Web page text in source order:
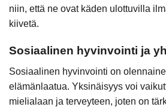
niin, että ne ovat käden ulottuvilla
kiivetä.
Sosiaalinen hyvinvointi ja
Sosiaalinen hyvinvointi on
elämänlaatua. Yksinäisyys voi
mielialaan ja terveyteen, joten on